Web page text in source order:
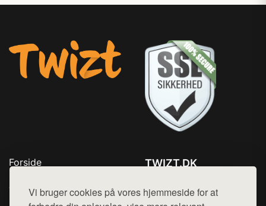
Vi bruger cookies på vores hjemmeside for at
Forside
Top Rabatter
TWIZT.DK